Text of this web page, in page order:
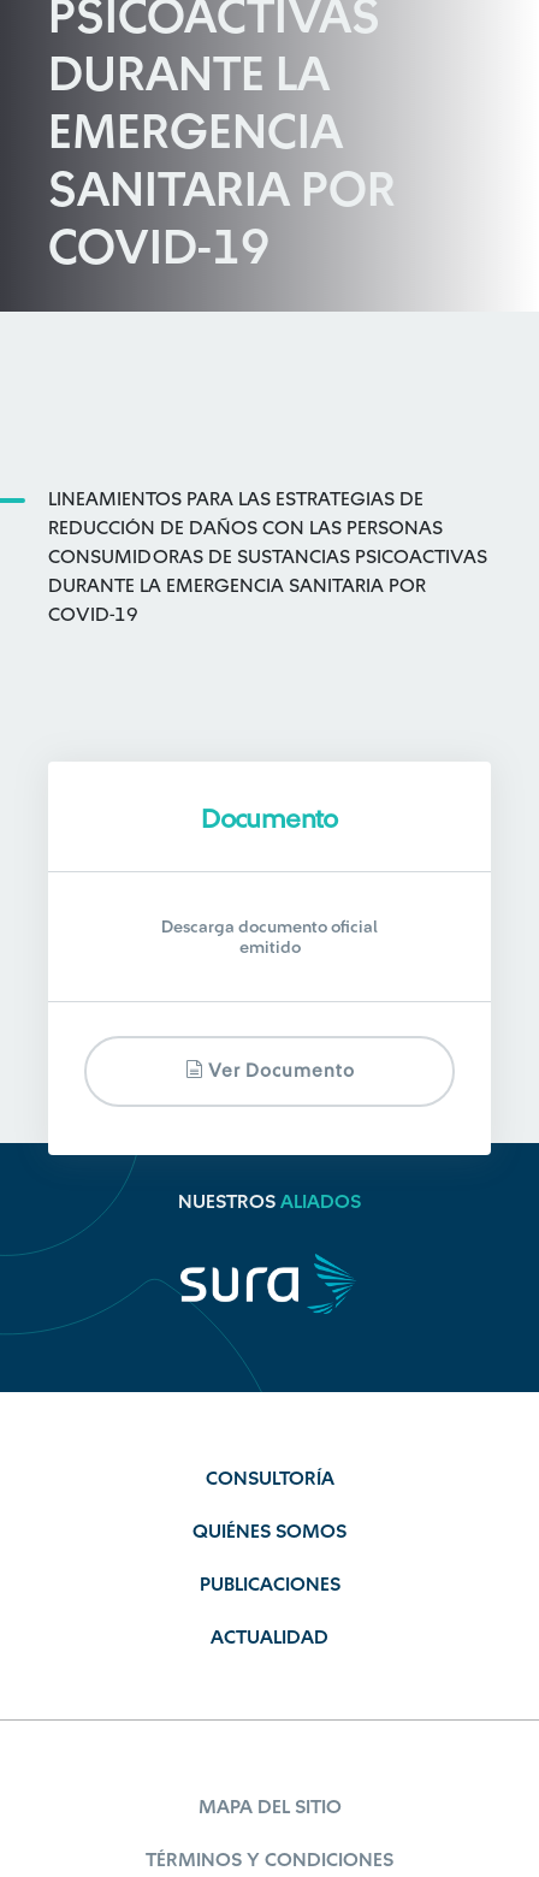
PSICOACTIVAS
DURANTE LA
EMERGENCIA
SANITARIA POR
COVID-19
LINEAMIENTOS PARA LAS ESTRATEGIAS DE
REDUCCIÓN DE DAÑOS CON LAS PERSONAS
CONSUMIDORAS DE SUSTANCIAS PSICOACTIVAS
DURANTE LA EMERGENCIA SANITARIA POR
COVID-19
Documento
Descarga documento oficial
emitido
Ver Documento
NUESTROS ALIADOS
CONSULTORÍA
QUIÉNES SOMOS
PUBLICACIONES
ACTUALIDAD
MAPA DEL SITIO
TÉRMINOS Y CONDICIONES